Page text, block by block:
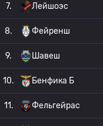
7. Лейшоэс
8. Фейренш
9. Шавеш
10. Бенфика Б
11. Фельгейрас